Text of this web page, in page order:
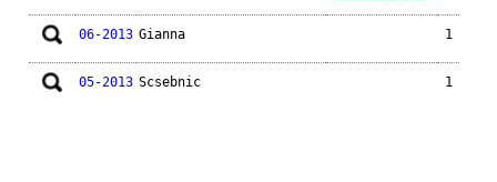
06-2013 Gianna 1
05-2013 Scsebnic 1